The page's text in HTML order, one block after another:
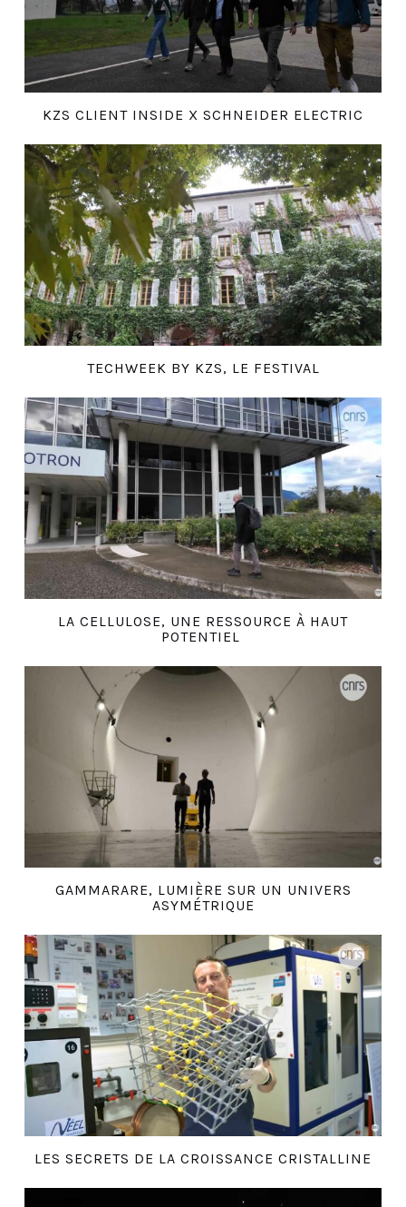
KZS CLIENT INSIDE X SCHNEIDER ELECTRIC
TECHWEEK BY KZS, LE FESTIVAL
LA CELLULOSE, UNE RESSOURCE À HAUT
POTENTIEL
GAMMARARE, LUMIÈRE SUR UN UNIVERS
ASYMÉTRIQUE
LES SECRETS DE LA CROISSANCE CRISTALLINE